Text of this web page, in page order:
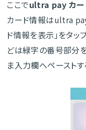
ここでultra pay カー
カード情報はultra
ド情報を表示」をタッ
どは緑字の番号部分
ま入力欄へペーストす